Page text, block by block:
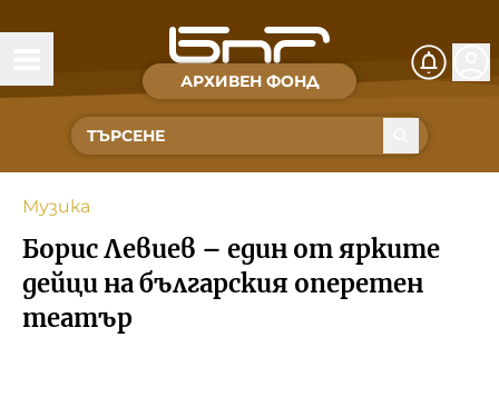
АРХИВЕН ФОНД
Времена и хора
Култура
Музика
Спорт
За Нас
Музика
Борис Левиев – един от ярките
дейци на българския оперетен
театър